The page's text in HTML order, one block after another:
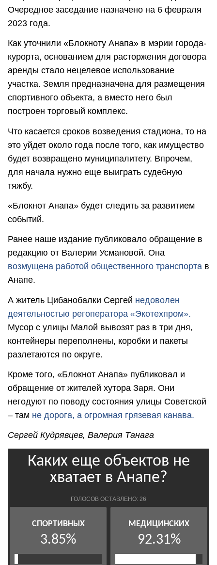
Очередное заседание назначено на 6 февраля
2023 года.
Как уточнили «Блокноту Анапа» в мэрии города-
курорта, основанием для расторжения договора
аренды стало нецелевое использование
участка. Земля предназначена для размещения
спортивного объекта, а вместо него был
построен торговый комплекс.
Что касается сроков возведения стадиона, то на
это уйдет около года после того, как имущество
будет возвращено муниципалитету. Впрочем,
для начала нужно еще выиграть судебную
тяжбу.
«Блокнот Анапа» будет следить за развитием
событий.
Ранее наше издание публиковало обращение в
редакцию от Валерии Усмановой. Она
возмущена работой общественного транспорта в
Анапе.
А житель Цибанобалки Сергей недоволен
деятельностью регоператора «Экотехпром».
Мусор с улицы Малой вывозят раз в три дня,
контейнеры переполнены, коробки и пакеты
разлетаются по округе.
Кроме того, «Блокнот Анапа» публиковал и
обращение от жителей хутора Заря. Они
негодуют по поводу состояния улицы Советской
– там не дорога, а огромная грязевая канава.
Сергей Кудрявцев, Валерия Танага